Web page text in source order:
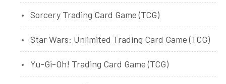
Sorcery Trading Card Game (TCG)
Star Wars: Unlimited Trading Card Game (TCG)
Yu-Gi-Oh! Trading Card Game (TCG)